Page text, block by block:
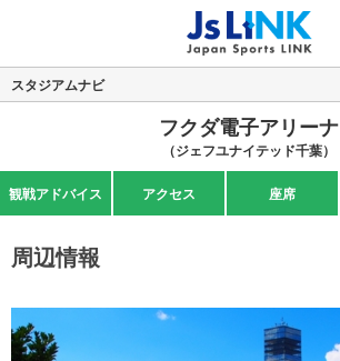
スタジアムナビ
フクダ電子アリーナ
（ジェフユナイテッド千葉）
観戦アドバイス アクセス 座席
周辺情報